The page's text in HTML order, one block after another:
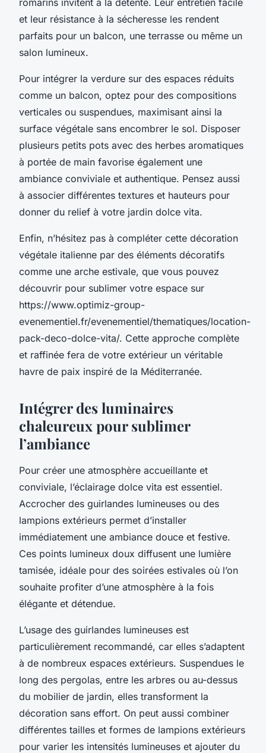
et leur résistance à la sécheresse les rendent
parfaits pour un balcon, une terrasse ou même un
salon lumineux.
Pour intégrer la verdure sur des espaces réduits
comme un balcon, optez pour des compositions
verticales ou suspendues, maximisant ainsi la
surface végétale sans encombrer le sol. Disposer
plusieurs petits pots avec des herbes aromatiques
à portée de main favorise également une
ambiance conviviale et authentique. Pensez aussi
à associer différentes textures et hauteurs pour
donner du relief à votre jardin dolce vita.
Enfin, n’hésitez pas à compléter cette décoration
végétale italienne par des éléments décoratifs
comme une arche estivale, que vous pouvez
découvrir pour sublimer votre espace sur
https://www.optimiz-group-
evenementiel.fr/evenementiel/thematiques/location-
pack-deco-dolce-vita/. Cette approche complète
et raffinée fera de votre extérieur un véritable
havre de paix inspiré de la Méditerranée.
Intégrer des luminaires
chaleureux pour sublimer
l’ambiance
Pour créer une atmosphère accueillante et
conviviale, l’éclairage dolce vita est essentiel.
Accrocher des guirlandes lumineuses ou des
lampions extérieurs permet d’installer
immédiatement une ambiance douce et festive.
Ces points lumineux doux diffusent une lumière
tamisée, idéale pour des soirées estivales où l’on
souhaite profiter d’une atmosphère à la fois
élégante et détendue.
L’usage des guirlandes lumineuses est
particulièrement recommandé, car elles s’adaptent
à de nombreux espaces extérieurs. Suspendues le
long des pergolas, entre les arbres ou au-dessus
du mobilier de jardin, elles transforment la
décoration sans effort. On peut aussi combiner
différentes tailles et formes de lampions extérieurs
pour varier les intensités lumineuses et ajouter du